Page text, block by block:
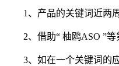
1、产品的关键词近两
2、借助“ 柚鸥ASO ”
3、如在一个关键词的